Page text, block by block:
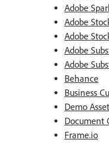
Adobe
Adobe
Adobe
Adobe
Adobe
Behance
Business
Demo
Document
Frame.io